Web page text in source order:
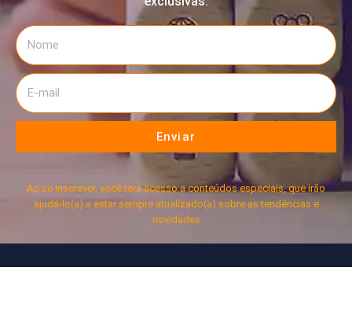
Enviar
Ao se inscrever, você terá acesso a conteúdos especiais, que irão
ajudá-lo(a) a estar sempre atualizado(a) sobre as tendências e
novidades